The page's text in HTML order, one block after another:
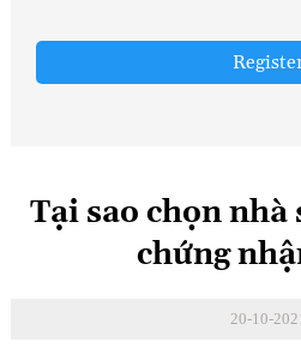
Tại sao chọn nhà
chứng
20-10-